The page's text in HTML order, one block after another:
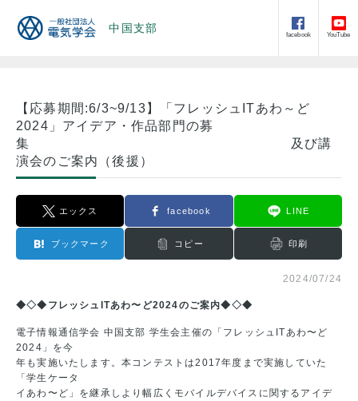
中国支部
facebook YouTube
【応募期間:6/3~9/13】「フレッシュITあわ～ど
2024」アイデア・作品部門の募
集 及び講
演会のご案内（後援）
エックス facebook LINE
ブックマーク コピー 印刷
2024/07/24
◆◇◆フレッシュITあわ〜ど2024のご案内◆◇◆
電子情報通信学会 中国支部 学生会主催の「フレッシュITあわ〜ど
2024」を今
年も実施いたします。本コンテストは2017年度まで実施していた
「学生ケータ
イあわ〜ど」を継承しより幅広くモバイルデバイスに関するアイデ